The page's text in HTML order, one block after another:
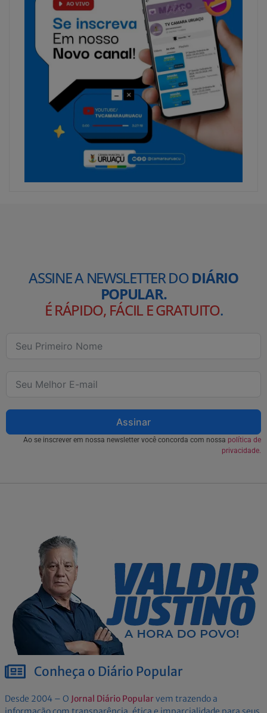
ASSINE A NEWSLETTER DODIÁRIO
POPULAR.
É RÁPIDO, FÁCIL E GRATUITO.
Assinar
Ao se inscrever em nossa newsletter você concorda com nossa política de
privacidade.
Conheça o Diário Popular
Desde 2004 – O Jornal Diário Popularvem trazendo a